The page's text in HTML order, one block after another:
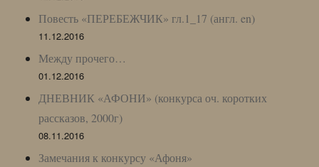
Повесть «ПЕРЕБЕЖЧИК» гл.1_17 (англ. en)
11.12.2016
Между прочего…
01.12.2016
ДНЕВНИК «АФОНИ» (конкурса оч. коротких
рассказов, 2000г)
08.11.2016
Замечания к конкурсу «Афоня»